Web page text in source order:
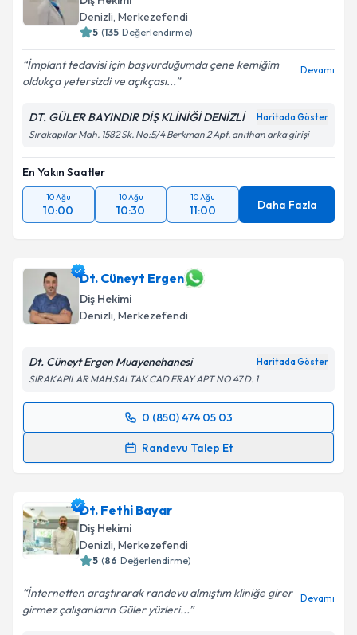
Denizli, Merkezefendi
5 (135 Değerlendirme)
İmplant tedavisi için başvurduğumda çene kemiğim
oldukça yetersizdi ve açıkçası...
Devamı
DT. GÜLER BAYINDIR DİŞ KLİNİĞİ DENİZLİ Haritada Göster
Sırakapılar Mah. 1582 Sk. No:5/4 Berkman 2 Apt. anıthan arka girişi
En Yakın Saatler
10 Ağu
10:00
10 Ağu
10:30
10 Ağu
11:00 Daha Fazla
Dt. Cüneyt Ergen
Diş Hekimi
Denizli, Merkezefendi
Dt. Cüneyt Ergen Muayenehanesi Haritada Göster
SIRAKAPILAR MAH SALTAK CAD ERAY APT NO 47 D. 1
0 (850) 474 05 03
Randevu Talep Et
Randevu Takvimi Talebi
takvim hazırlandığında e-posta ile bilgilendireceğiz.
E-posta Adresiniz
Kişisel verilerimin işlenmesine ilişkin
Dt. Fethi Bayar
Diş Hekimi
Denizli, Merkezefendi
5 (86 Değerlendirme)
İnternetten araştırarak randevu almıştım kliniğe girer
girmez çalışanların Güler yüzleri...
Devamı